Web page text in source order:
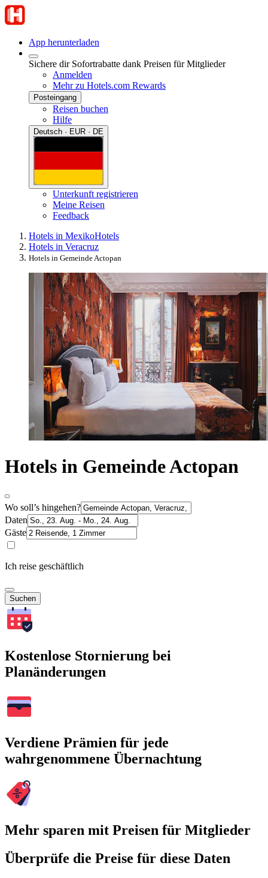
App herunterladen
Sichere dir Sofortrabatte dank Preisen für Mitglieder
Anmelden
Mehr zu Hotels.com Rewards
Posteingang
Reisen buchen
Hilfe
Deutsch · EUR · DE
Unterkunft registrieren
Meine Reisen
Feedback
Hotels in MexikoHotels
Hotels in Veracruz
Hotels in Gemeinde Actopan
Hotels in Gemeinde Actopan
Wo soll’s hingehen?
Daten
Gäste
Ich reise geschäftlich
Suchen
Kostenlose Stornierung bei
Planänderungen
Verdiene Prämien für jede
wahrgenommene Übernachtung
Mehr sparen mit Preisen für Mitglieder
Überprüfe die Preise für diese Daten